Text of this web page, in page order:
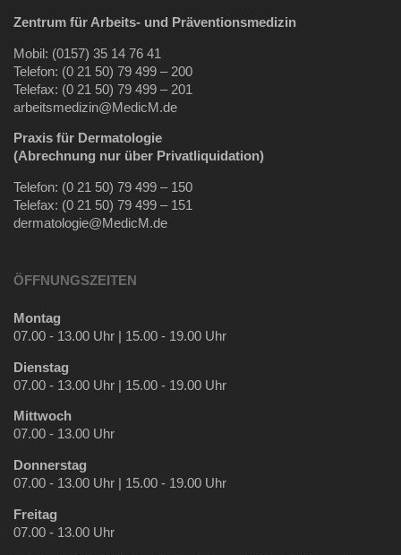
Zentrum für Arbeits- und Präventionsmedizin
Mobil: (0157) 35 14 76 41
Telefon: (0 21 50) 79 499 – 200
Telefax: (0 21 50) 79 499 – 201
arbeitsmedizin@MedicM.de
Praxis für Dermatologie
(Abrechnung nur über Privatliquidation)
Telefon: (0 21 50) 79 499 – 150
Telefax: (0 21 50) 79 499 – 151
dermatologie@MedicM.de
ÖFFNUNGSZEITEN
Montag
07.00 - 13.00 Uhr | 15.00 - 19.00 Uhr
Dienstag
07.00 - 13.00 Uhr | 15.00 - 19.00 Uhr
Mittwoch
07.00 - 13.00 Uhr
Donnerstag
07.00 - 13.00 Uhr | 15.00 - 19.00 Uhr
Freitag
07.00 - 13.00 Uhr